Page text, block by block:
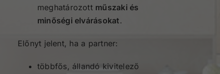
meghatározott műszaki és
minőségi elvárásokat.
Előnyt jelent, ha a partner:
többfős, állandó kivitelező